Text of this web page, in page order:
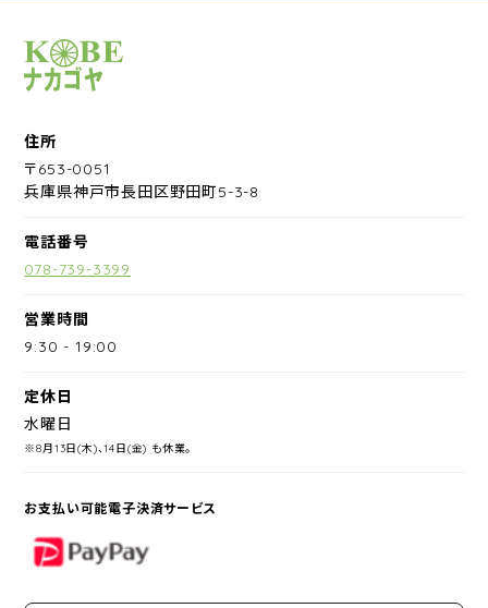
サイクルショップナカゴヤ
住所
〒653-0051
兵庫県神戸市長田区野田町5-3-8
電話番号
078-739-3399
営業時間
9:30 -19:00
定休日
水曜日
※8月13日(木)、14日(金) も休業。
お支払い可能電子決済サービス
PayPay